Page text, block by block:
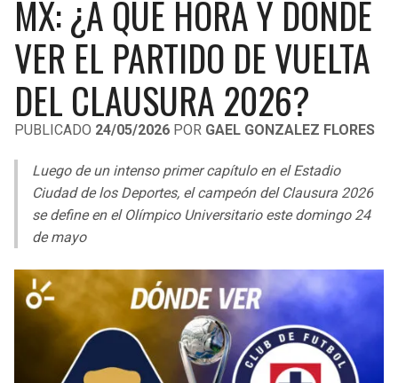
LIGA DE EXPANSIÓN MX
LEAGUES CUP
UEFA EUROPA LEAGUE
UEFA CONFERENCE LEAGUE
MLS
COPA LIBERTADORES
COPA SUDAMERICANA
LIGA BETPLAY
OTRAS LIGAS
RAIDERS
CHARGERS
RAVENS
BENGALS
TEXANS
COLTS
CAVALIERS
PISTONS
PACERS
BUCKS
HEAT
MAGIC
MX: ¿A QUÉ HORA Y DÓNDE
VER EL PARTIDO DE VUELTA
DEL CLAUSURA 2026?
PUBLICADO 24/05/2026 POR GAEL GONZALEZ FLORES
Luego de un intenso primer capítulo en el Estadio
Ciudad de los Deportes, el campeón del Clausura 2026
se define en el Olímpico Universitario este domingo 24
de mayo